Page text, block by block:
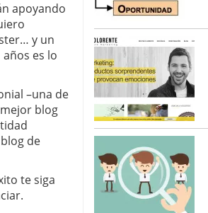
19
apoyando
y un
es lo
–una de
blog
de
te siga